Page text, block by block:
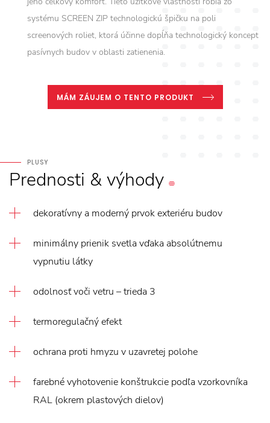
systému SCREEN ZIP technologickú špičku na poli
screenových roliet, ktorá účinne dopĺňa technologický koncept
pasívnych budov v oblasti zatienenia.
MÁM ZÁUJEM O TENTO PRODUKT
PLUSY
Prednosti &výhody
dekoratívny a moderný prvok exteriéru budov
minimálny prienik svetla vďaka absolútnemu
vypnutiu látky
odolnosť voči vetru – trieda 3
termoregulačný efekt
ochrana proti hmyzu v uzavretej polohe
farebné vyhotovenie konštrukcie podľa vzorkovníka
RAL (okrem plastových dielov)